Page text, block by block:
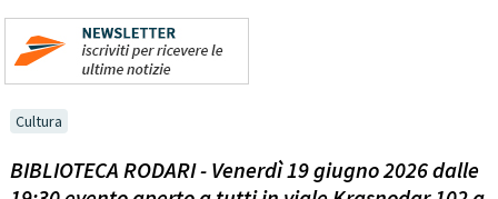
Cultura
BIBLIOTECA RODARI - Venerdì 19 giugno 2026 dalle